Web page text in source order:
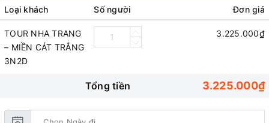
Loại khách Số người Đơn giá
TOUR NHA TRANG
– MIỀN CÁT TRẮNG
3N2D
3.225.000₫
Tổng tiền 3.225.000₫